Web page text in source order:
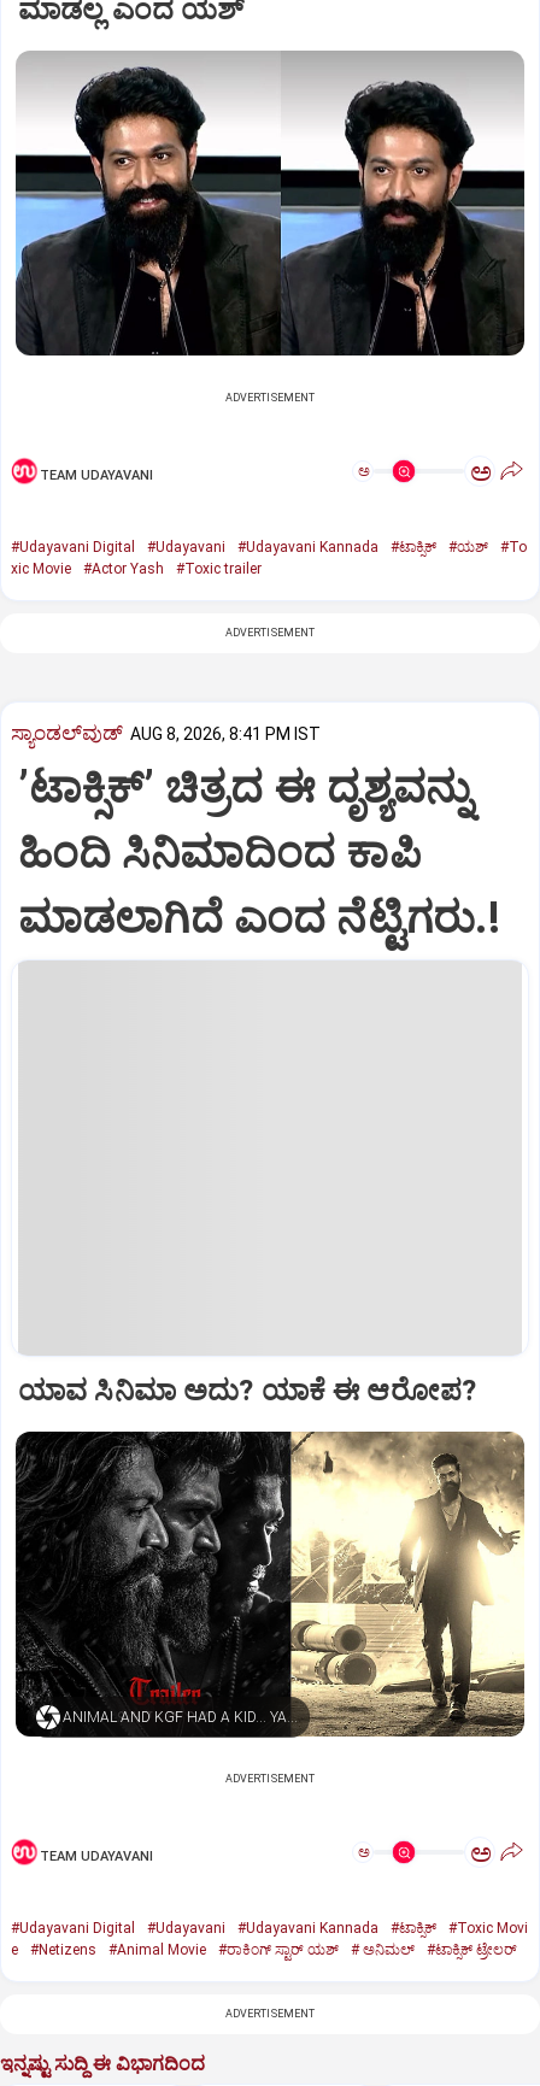
ಮಾಡಲ್ಲ ಎಂದ ಯಶ್
ADVERTISEMENT
TEAM UDAYAVANI ಅ ಅ
#Udayavani Digital #Udayavani #Udayavani Kannada #ಟಾಕ್ಸಿಕ್‌ #ಯಶ್‌
#To
xic Movie
#Actor Yash #Toxic trailer
ADVERTISEMENT
ಸ್ಯಾಂಡಲ್‌ವುಡ್‌ AUG 8, 2026, 8:41 PM IST
ʼಟಾಕ್ಸಿಕ್‌ʼ ಚಿತ್ರದ ಈ ದೃಶ್ಯವನ್ನು
ಹಿಂದಿ ಸಿನಿಮಾದಿಂದ ಕಾಪಿ
ಮಾಡಲಾಗಿದೆ ಎಂದ ನೆಟ್ಟಿಗರು.!
ಯಾವ ಸಿನಿಮಾ ಅದು? ಯಾಕೆ ಈ ಆರೋಪ?
ANIMAL AND KGF HAD A KID… YASH NAMED HIM TOXIC
ADVERTISEMENT
TEAM UDAYAVANI ಅ ಅ
#Udayavani Digital #Udayavani #Udayavani Kannada #ಟಾಕ್ಸಿಕ್‌
#Toxic Movi
e
#Netizens #Animal Movie #ರಾಕಿಂಗ್‌ ಸ್ಟಾರ್‌ ಯಶ್ #‌ ಅನಿಮಲ್‌ #ಟಾಕ್ಸಿಕ್‌ ಟ್ರೇಲರ್‌
ADVERTISEMENT
ಇನ್ನಷ್ಟು ಸುದ್ದಿ ಈ ವಿಭಾಗದಿಂದ